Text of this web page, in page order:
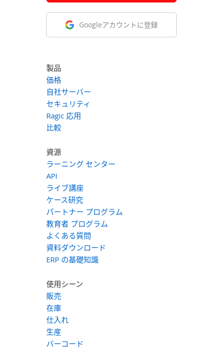
Googleアカウントに登録
製品
価格
自社サーバー
セキュリティ
Ragic 応用
比較
資源
ラーニング センター
API
ライブ講座
ケース研究
パートナー プログラム
教育者 プログラム
よくある質問
資料ダウンロード
ERP の基礎知識
使用シーン
販売
在庫
仕入れ
生産
バーコード